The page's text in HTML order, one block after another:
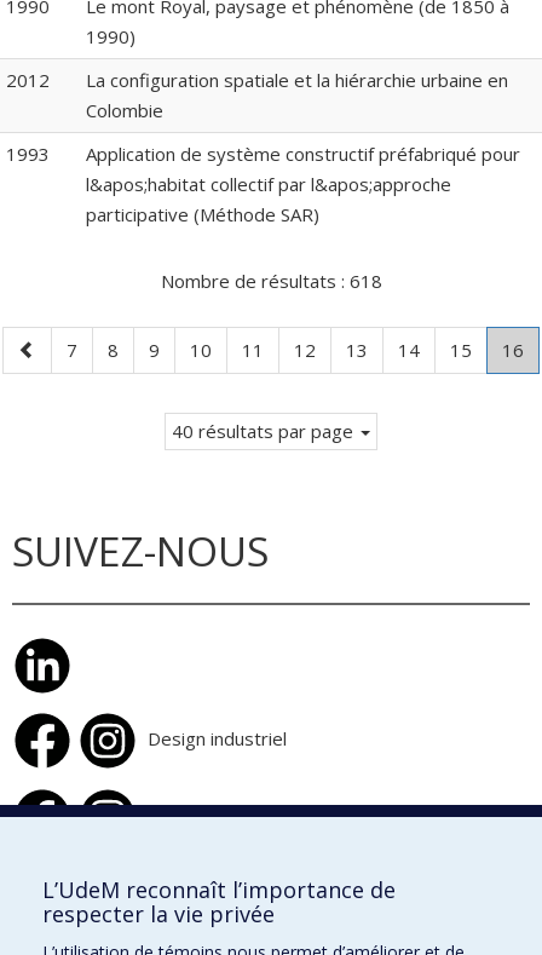
1990
Le mont Royal, paysage et phénomène (de 1850 à
1990)
2012
La configuration spatiale et la hiérarchie urbaine en
Colombie
1993
Application de système constructif préfabriqué pour
l&apos;habitat collectif par l&apos;approche
participative (Méthode SAR)
Nombre de résultats : 618
Page
précédente
Page
7 Page
8 Page
9 Page
10 Page
11 Page
12 Page
13 Page
14 Page
15 16
40 résultats par page
SUIVEZ-NOUS
Design industriel
Design d'intérieur
École de design
L’UdeM reconnaît l’importance de
respecter la vie privée